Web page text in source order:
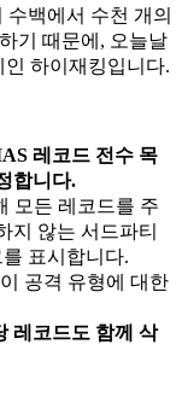
백에서 수천 개의
기 때문에, 오늘날
하이재킹입니다.
레코드 전수 목
합니다.
모든 레코드를 주
지 않는 서드파티
표시합니다.
공격 유형에 대한
레코드도 함께 삭